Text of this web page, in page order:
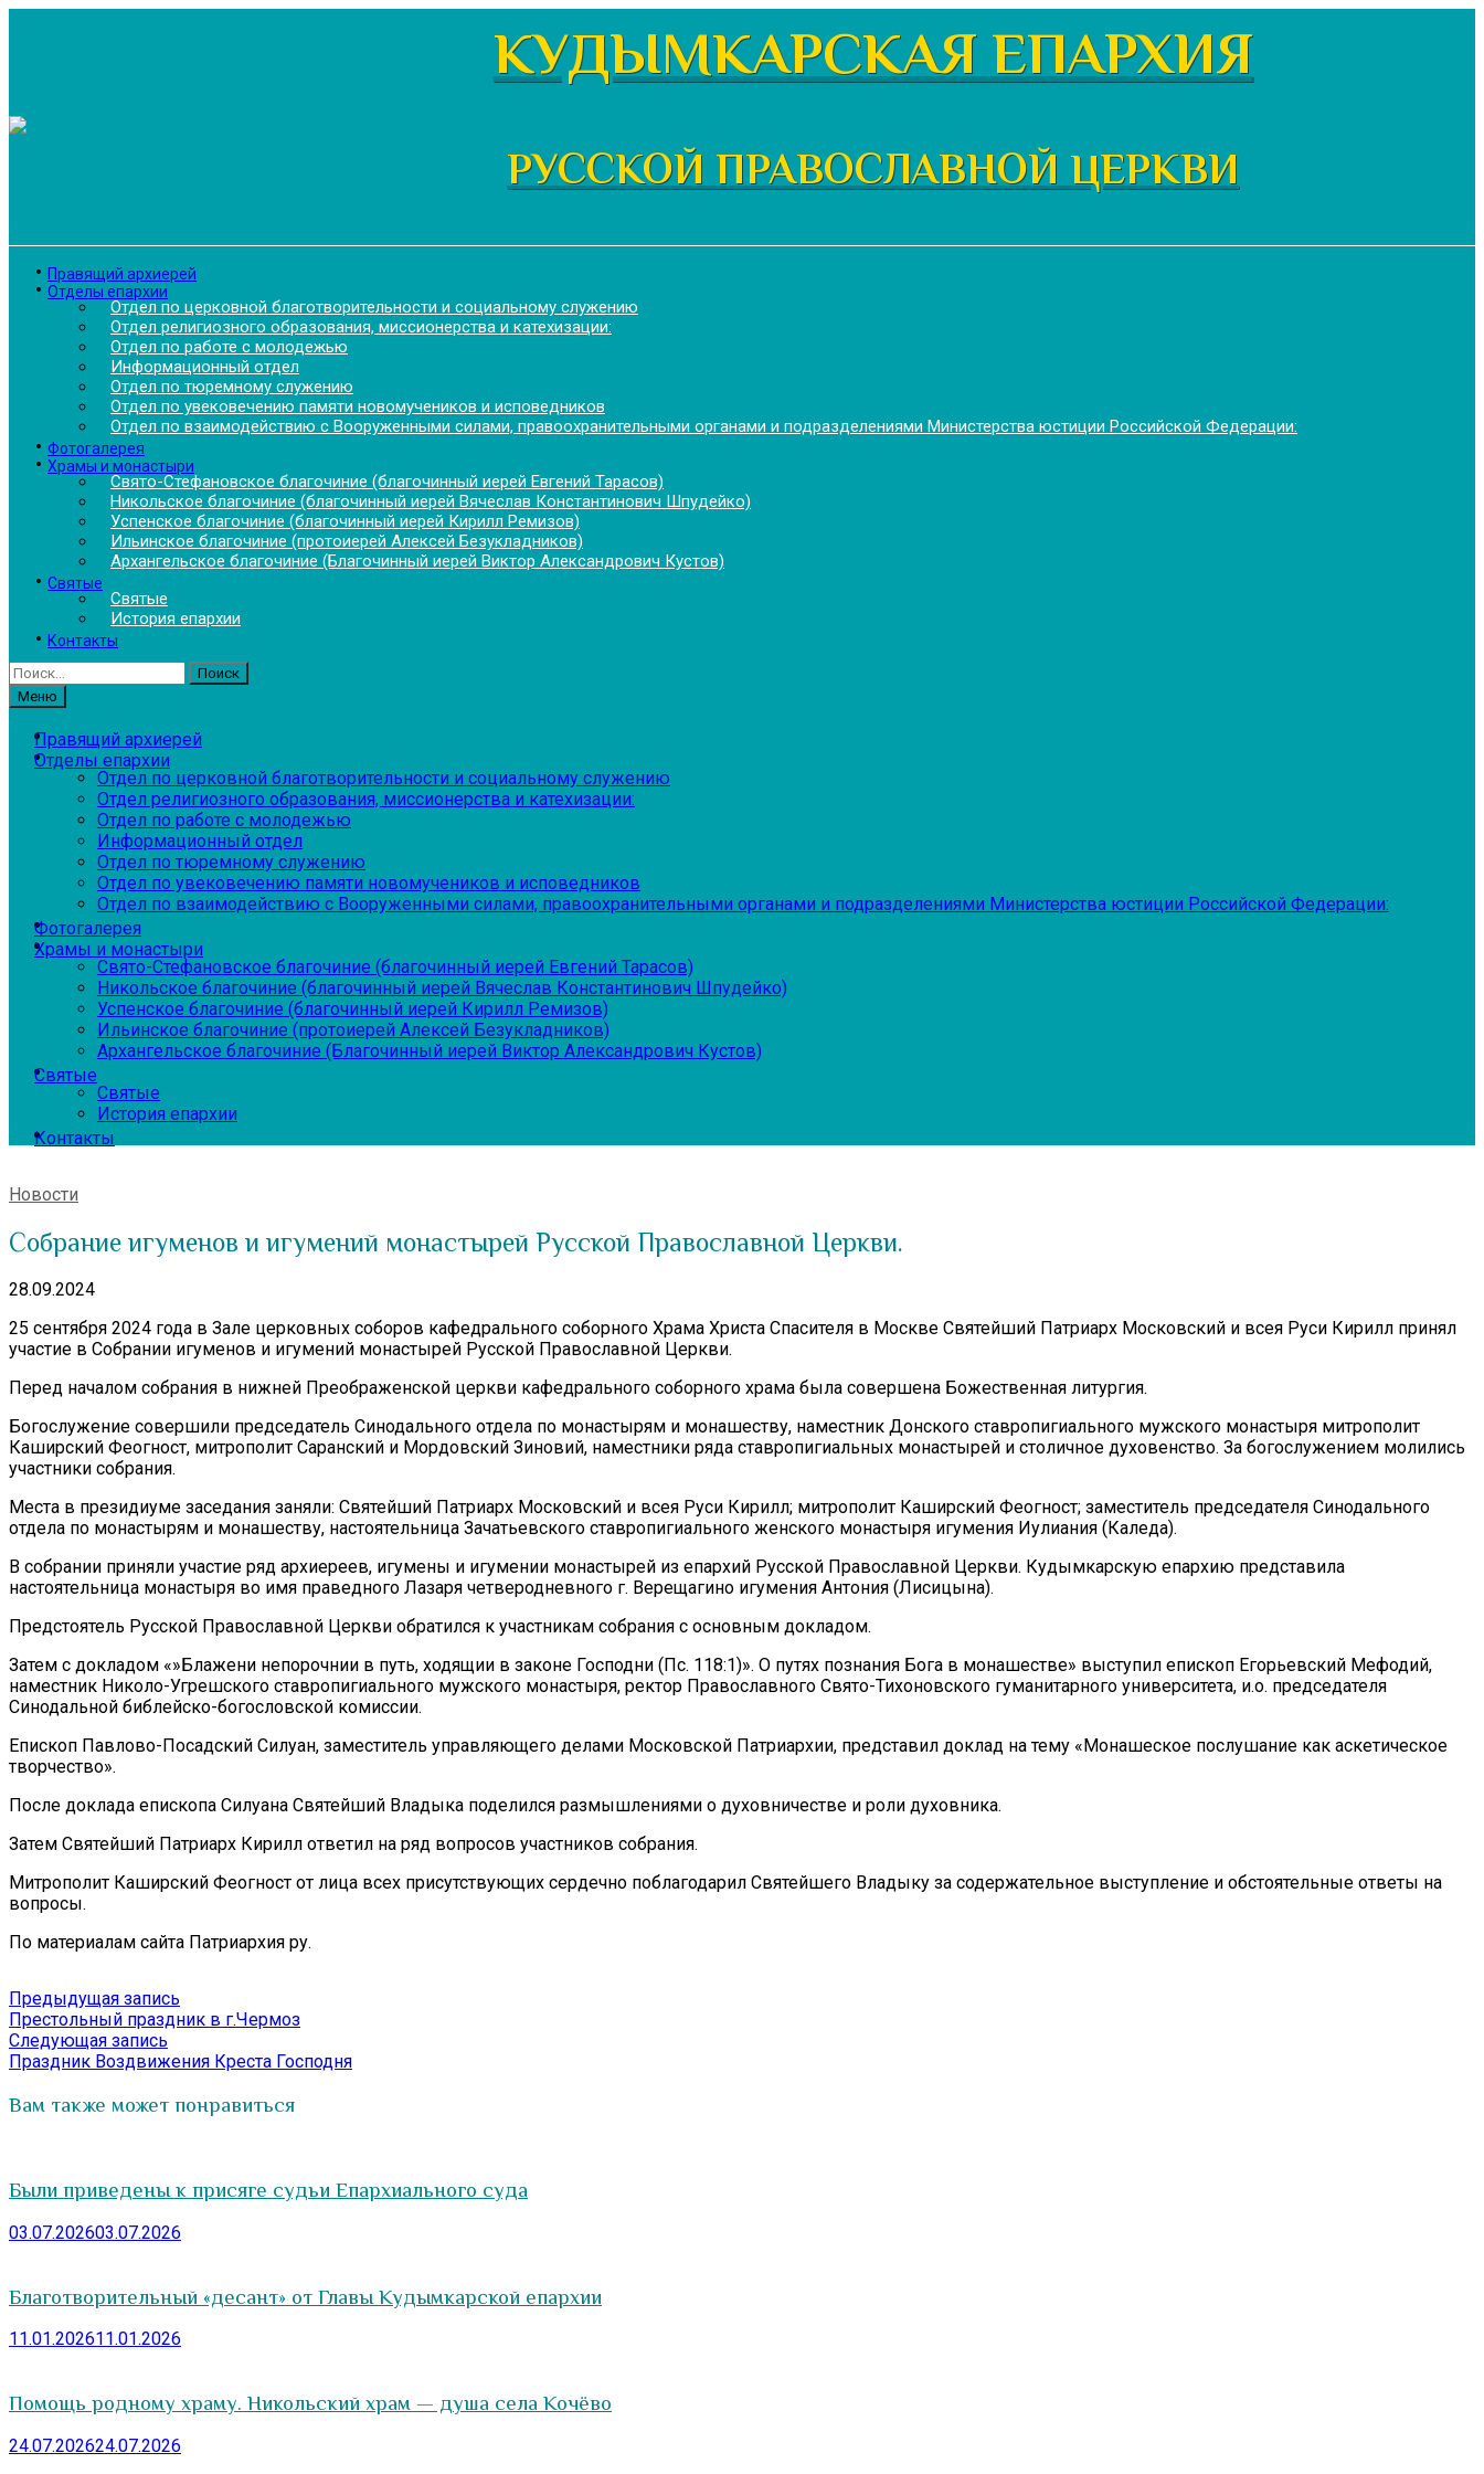
КУДЫМКАРСКАЯ ЕПАРХИЯ
РУССКОЙ ПРАВОСЛАВНОЙ ЦЕРКВИ
Правящий архиерей
Отделы епархии
Отдел по церковной благотворительности и социальному служению
Отдел религиозного образования, миссионерства и катехизации:
Отдел по работе с молодежью
Информационный отдел
Отдел по тюремному служению
Отдел по увековечению памяти новомучеников и исповедников
Отдел по взаимодействию с Вооруженными силами, правоохранительными органами и подразделениями Министерства юстиции Российской Федерации:
Фотогалерея
Храмы и монастыри
Свято-Стефановское благочиние (благочинный иерей Евгений Тарасов)
Никольское благочиние (благочинный иерей Вячеслав Константинович Шпудейко)
Успенское благочиние (благочинный иерей Кирилл Ремизов)
Ильинское благочиние (протоиерей Алексей Безукладников)
Архангельское благочиние (Благочинный иерей Виктор Александрович Кустов)
Святые
Святые
История епархии
Контакты
Найти:
Меню
Правящий архиерей
Отделы епархии
Отдел по церковной благотворительности и социальному служению
Отдел религиозного образования, миссионерства и катехизации:
Отдел по работе с молодежью
Информационный отдел
Отдел по тюремному служению
Отдел по увековечению памяти новомучеников и исповедников
Отдел по взаимодействию с Вооруженными силами, правоохранительными органами и подразделениями Министерства юстиции Российской Федерации:
Фотогалерея
Храмы и монастыри
Свято-Стефановское благочиние (благочинный иерей Евгений Тарасов)
Никольское благочиние (благочинный иерей Вячеслав Константинович Шпудейко)
Успенское благочиние (благочинный иерей Кирилл Ремизов)
Ильинское благочиние (протоиерей Алексей Безукладников)
Архангельское благочиние (Благочинный иерей Виктор Александрович Кустов)
Святые
Святые
История епархии
Контакты
Новости
Собрание игуменов и игумений монастырей Русской Православной Церкви.
28.09.2024
25 сентября 2024 года в Зале церковных соборов кафедрального соборного Храма Христа Спасителя в Москве Святейший Патриарх Московский и всея Руси Кирилл принял
участие в Собрании игуменов и игумений монастырей Русской Православной Церкви.
Перед началом собрания в нижней Преображенской церкви кафедрального соборного храма была совершена Божественная литургия.
Богослужение совершили председатель Синодального отдела по монастырям и монашеству, наместник Донского ставропигиального мужского монастыря митрополит
Каширский Феогност, митрополит Саранский и Мордовский Зиновий, наместники ряда ставропигиальных монастырей и столичное духовенство. За богослужением молились
участники собрания.
Места в президиуме заседания заняли: Святейший Патриарх Московский и всея Руси Кирилл; митрополит Каширский Феогност; заместитель председателя Синодального
отдела по монастырям и монашеству, настоятельница Зачатьевского ставропигиального женского монастыря игумения Иулиания (Каледа).
В собрании приняли участие ряд архиереев, игумены и игумении монастырей из епархий Русской Православной Церкви. Кудымкарскую епархию представила
настоятельница монастыря во имя праведного Лазаря четверодневного г. Верещагино игумения Антония (Лисицына).
Предстоятель Русской Православной Церкви обратился к участникам собрания с основным докладом.
Затем с докладом «»Блажени непорочнии в путь, ходящии в законе Господни (Пс. 118:1)». О путях познания Бога в монашестве» выступил епископ Егорьевский Мефодий,
наместник Николо-Угрешского ставропигиального мужского монастыря, ректор Православного Свято-Тихоновского гуманитарного университета, и.о. председателя
Синодальной библейско-богословской комиссии.
Епископ Павлово-Посадский Силуан, заместитель управляющего делами Московской Патриархии, представил доклад на тему «Монашеское послушание как аскетическое
творчество».
После доклада епископа Силуана Святейший Владыка поделился размышлениями о духовничестве и роли духовника.
Затем Святейший Патриарх Кирилл ответил на ряд вопросов участников собрания.
Митрополит Каширский Феогност от лица всех присутствующих сердечно поблагодарил Святейшего Владыку за содержательное выступление и обстоятельные ответы на
вопросы.
По материалам сайта Патриархия ру.
Навигация
по
записям
Предыдущая запись
запись:
Престольный праздник в г.Чермоз
Следующая запись
запись:
Праздник Воздвижения Креста Господня
Вам также может понравиться
Были приведены к присяге судьи Епархиального суда
03.07.202603.07.2026
Благотворительный «десант» от Главы Кудымкарской епархии
11.01.202611.01.2026
Помощь родному храму. Никольский храм — душа села Кочёво
24.07.202624.07.2026